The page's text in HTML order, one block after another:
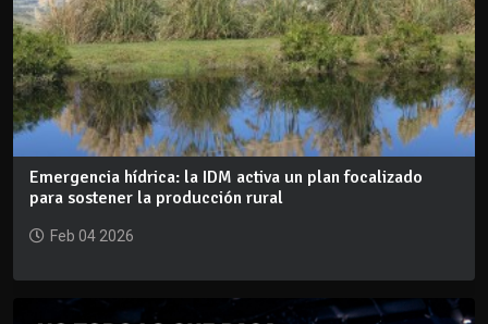
Emergencia hídrica: la IDM activa un plan focalizado
para sostener la producción rural
Feb 04 2026